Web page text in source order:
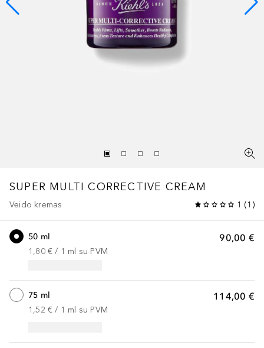
SUPER MULTI CORRECTIVE CREAM
Veido kremas 1 (1 )
90,00 €
50 ml
1,80 € / 1 ml su PVM
114,00 €
75 ml
1,52 € / 1 ml su PVM